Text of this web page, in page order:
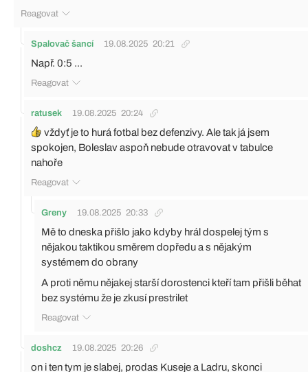
Reagovat
Spalovač šancí 19.08.2025 20:21
Např. 0:5 ...
Reagovat
ratusek 19.08.2025 20:24
vždyť je to hurá fotbal bez defenzivy. Ale tak já jsem
spokojen, Boleslav aspoň nebude otravovat v tabulce
nahoře
Reagovat
Greny 19.08.2025 20:33
Mě to dneska přišlo jako kdyby hrál dospelej tým s
nějakou taktikou směrem dopředu a s nějakým
systémem do obrany
A proti němu nějakej starší dorostenci kteří tam přišli běhat
bez systému že je zkusí prestrilet
Reagovat
doshcz 19.08.2025 20:26
on i ten tym je slabej, prodas Kuseje a Ladru, skonci